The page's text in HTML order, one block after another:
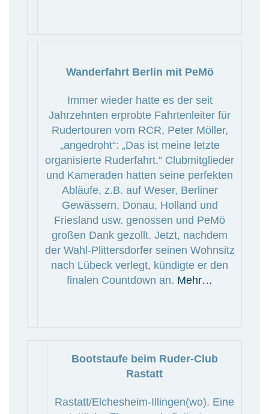
Wanderfahrt Berlin mit PeMö
Immer wieder hatte es der seit
Jahrzehnten erprobte Fahrtenleiter für
Rudertouren vom RCR, Peter Möller,
„angedroht“: „Das ist meine letzte
organisierte Ruderfahrt.“ Clubmitglieder
und Kameraden hatten seine perfekten
Abläufe, z.B. auf Weser, Berliner
Gewässern, Donau, Holland und
Friesland usw. genossen und PeMö
großen Dank gezollt. Jetzt, nachdem
der Wahl-Plittersdorfer seinen Wohnsitz
nach Lübeck verlegt, kündigte er den
finalen Countdown an. Mehr…
Bootstaufe beim Ruder-Club
Rastatt
Rastatt/Elchesheim-Illingen(wo). Eine